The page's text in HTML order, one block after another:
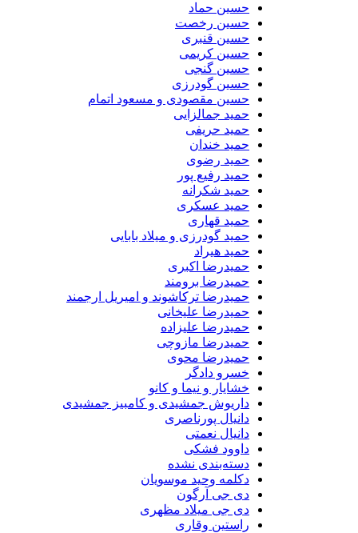
حسین حماد
حسین رخصت
حسین قنبری
حسین کریمی
حسین گنجی
حسین گودرزی
حسین مقصودی و مسعود اتمام
حمید جمالزایی
حمید حریفی
حمید خندان
حمید رضوی
حمید رفیع پور
حمید شکرانه
حمید عسکری
حمید قهاری
حمید گودرزی و میلاد بابایی
حمید هیراد
حمیدرضا اکبری
حمیدرضا برومند
حمیدرضا ترکاشوند و امیریل ارجمند
حمیدرضا علیخانی
حمیدرضا علیزاده
حمیدرضا مازوچی
حمیدرضا محوی
خسرو دادگر
خشایار و نیما و کانو
داریوش جمشیدی و کامبیز جمشیدی
دانیال پورناصری
دانیال نعمتی
داوود فشکی
دسته‌بندی نشده
دکلمه وحید موسویان
دی جی آرگون
دی جی میلاد مظهری
راستین وقاری